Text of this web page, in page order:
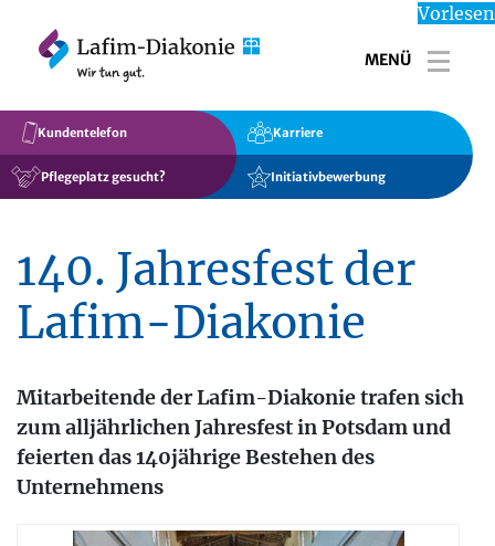
Vorlesen
MENÜ
Kundentelefon
Pflegeplatz gesucht?
Karriere
Initiativbewerbung
140. Jahresfest der
Lafim-Diakonie
Mitarbeitende der Lafim-Diakonie trafen sich
zum alljährlichen Jahresfest in Potsdam und
feierten das 140jährige Bestehen des
Unternehmens